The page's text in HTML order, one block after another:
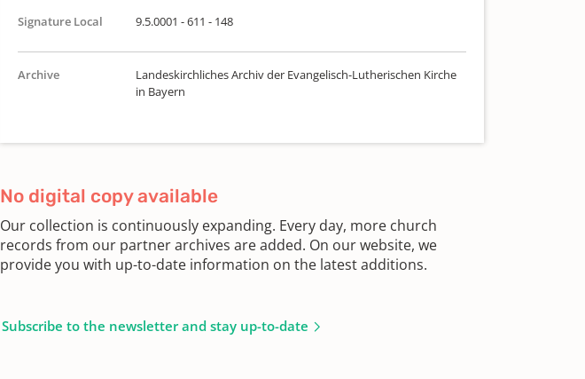
Signature Local 9.5.0001 - 611 - 148
Archive
Landeskirchliches Archiv der Evangelisch-Lutherischen Kirche
in Bayern
No digital copy available
Our collection is continuously expanding. Every day, more church
records from our partner archives are added. On our website, we
provide you with up-to-date information on the latest additions.
Subscribe to the newsletter and stay up-to-date